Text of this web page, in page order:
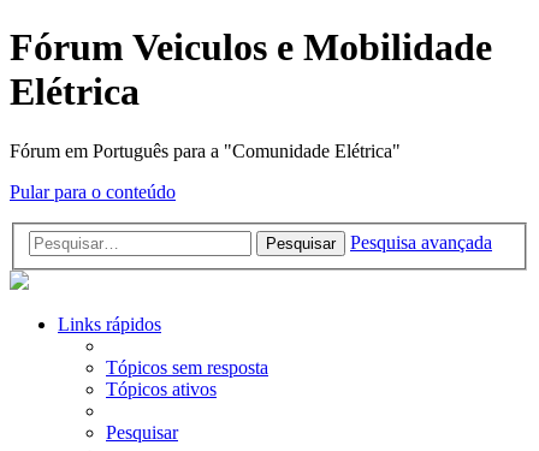
Fórum Veiculos e Mobilidade
Elétrica
Fórum em Português para a "Comunidade Elétrica"
Pular para o conteúdo
Pesquisar Pesquisa avançada
Links rápidos
Tópicos sem resposta
Tópicos ativos
Pesquisar